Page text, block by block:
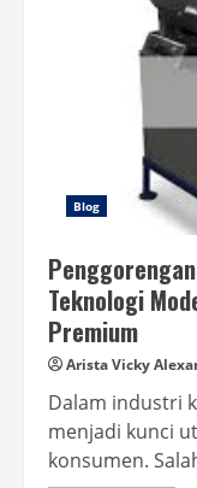
Blog
Teknologi
Premium
Arista Vicky
Dalam industri
menjadi kunci
konsumen.